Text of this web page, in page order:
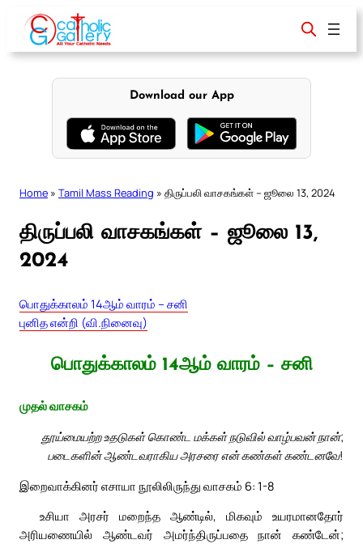
content
Download our App
Home » Tamil Mass Reading » திருப்பலி வாசகங்கள் – ஜூலை 13, 2024
திருப்பலி வாசகங்கள் – ஜூலை 13,
2024
பொதுக்காலம் 14ஆம் வாரம் – சனி
புனித என்றி (வி.நினைவு)
பொதுக்காலம் 14ஆம் வாரம் – சனி
முதல் வாசகம்
தூய்மையற்ற உதடுகள் கொண்ட மக்கள் நடுவில் வாழ்பவன் நான்;
படைகளின் ஆண்டவராகிய அரசரை என் கண்கள் கண்டனவே!
இறைவாக்கினர் எசாயா நூலிலிருந்து வாசகம் 6: 1-8
உசியா அரசர் மறைந்த ஆண்டில், மிகவும் உயரமானதோர்
அரியணையில் ஆண்டவர் அமர்ந்திருப்பதை நான் கண்டேன்;